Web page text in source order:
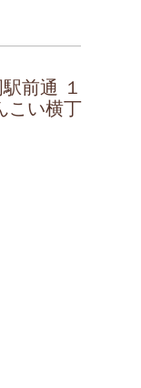
前通 １
こい横丁